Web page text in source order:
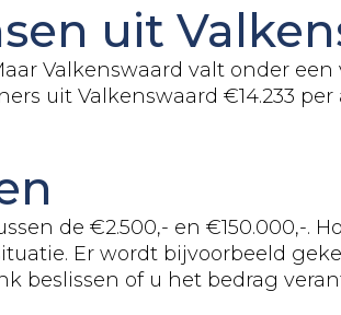
uit
Valkenswaard valt onder
uit Valkenswaard €14.233
de €2.500,- en €150.000,-.
Er wordt bijvoorbeeld
beslissen of u het bedrag